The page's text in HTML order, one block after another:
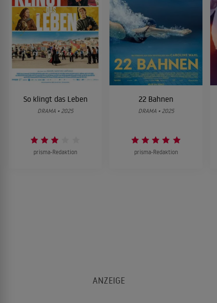
So klingt das Leben
DRAMA • 2025
prisma-Redaktion
22 Bahnen
DRAMA • 2025
prisma-Redaktion